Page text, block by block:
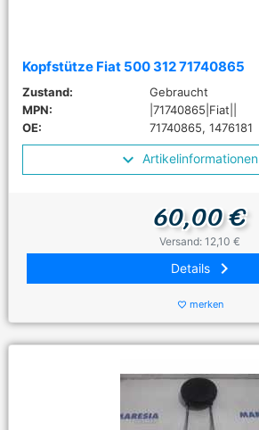
Kopfstütze Fiat 500 312 71740865
Zustand:
Gebraucht
MPN:
|71740865|Fiat||
OE:
71740865, 1476181
Artikelinformationen
60,00 €
Versand: 12,10 €
Details keyboard_arrow_right
favorite_border merken